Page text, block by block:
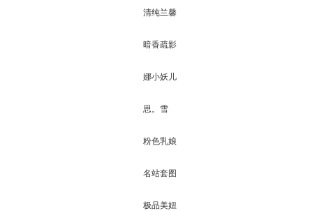
清纯兰馨
暗香疏影
娜小妖儿
思。雪
粉色乳娘
名站套图
极品美妞